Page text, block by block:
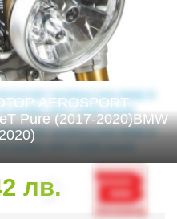
AEROSPORT
Pure (2017-2020)BMW
лв.